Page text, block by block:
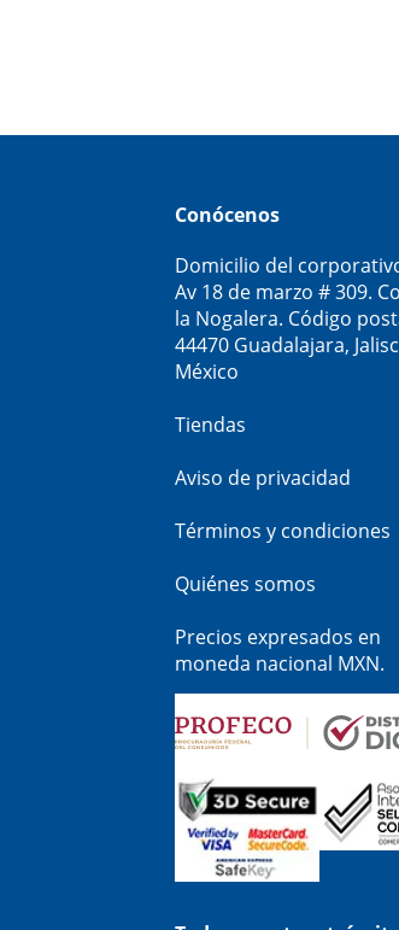
Conócenos
Domicilio del
Av 18 de marzo # 309.
la Nogalera. Código
44470 Guadalajara,
México
Tiendas
Aviso de privacidad
Términos y condiciones
Quiénes somos
Precios expresados en
moneda nacional MXN.